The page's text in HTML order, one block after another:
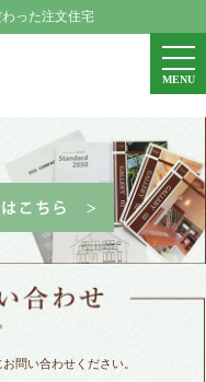
った注文住宅
問い合わせください。
MENU